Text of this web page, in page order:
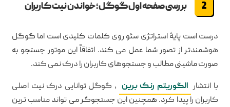
بررسی صفحه اول گوگل؛ خواندن نیت کاربران
درست است پایهٔ استراتژی سئو روی کلمات کلیدی است اما گوگل
هوشمندتر از تصور شما عمل می کند. اتفاقاً این موتور جستجو به
صورت ماشینی مطالب و جستجوهای کاربران را درک نمی کند.
با انتشار الگوریتم رنک برین ، گوگل توانایی درک نیت اصلی
کاربران را پیدا کرد. همچنین این جستجوگر می تواند مناسب ترین